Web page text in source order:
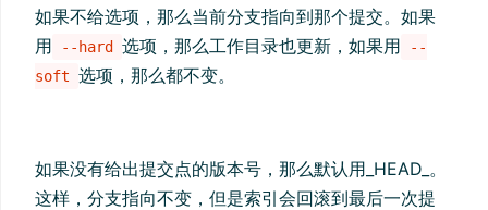
如果不给选项，那么当前分支指向到那个提交。如果
用
--hard 选项，那么工作目录也更新，如果用
--
soft 选项，那么都不变。
如果没有给出提交点的版本号，那么默认用_HEAD_。
这样，分支指向不变，但是索引会回滚到最后一次提